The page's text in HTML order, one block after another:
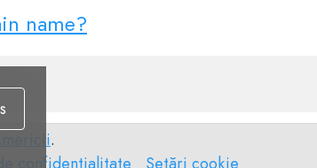
name?
.
confidențialitate Setări
Setări cookie